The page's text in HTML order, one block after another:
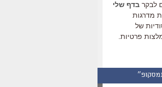
לבקר בדף שלי
מדרגות
של
פרטיות.